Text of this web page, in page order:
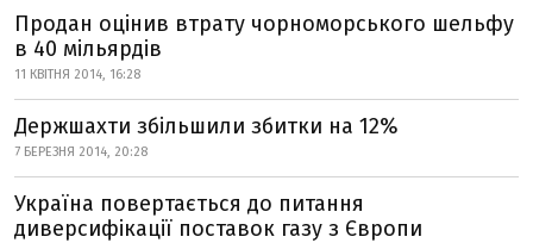
Продан оцінив втрату чорноморського шельфу
в 40 мільярдів
11 КВІТНЯ 2014, 16:28
Держшахти збільшили збитки на 12%
7 БЕРЕЗНЯ 2014, 20:28
Україна повертається до питання
диверсифікації поставок газу з Європи